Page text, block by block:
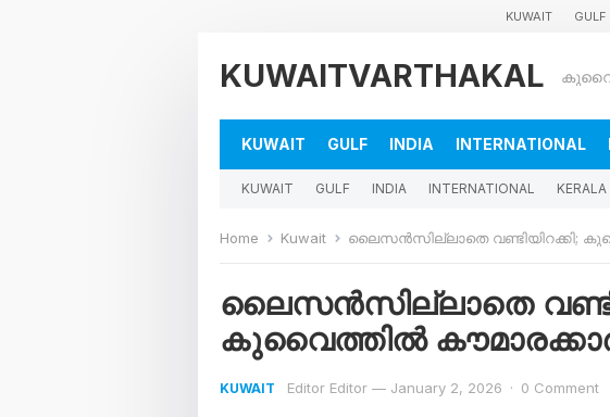
KUWAIT GULF
KUWAITVARTHAKAL
KUWAIT GULF INDIA INTERNATIONAL
KUWAIT GULF INDIA INTERNATIONAL KERALA
Home Kuwait ലൈസൻസില്ലാതെ വണ്ടിയിറക്കി;
ലൈസൻസില്ലാതെ
കുവൈത്തിൽ
KUWAIT Editor Editor — January 2, 2026 · 0 Comment